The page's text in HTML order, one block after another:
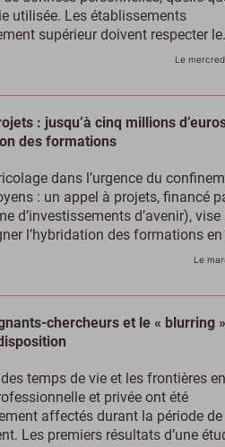
utilisée. Les établissements
supérieur doivent respecter
Le
: jusqu’à cinq millions
des formations
dans l’urgence du
: un appel à projets, financé
d’investissements d’avenir), vise
l’hybridation des formations en
Le
chercheurs et le « blurring
des temps de vie et les frontières
et privée ont été
affectés durant la période de
Les premiers résultats d’une